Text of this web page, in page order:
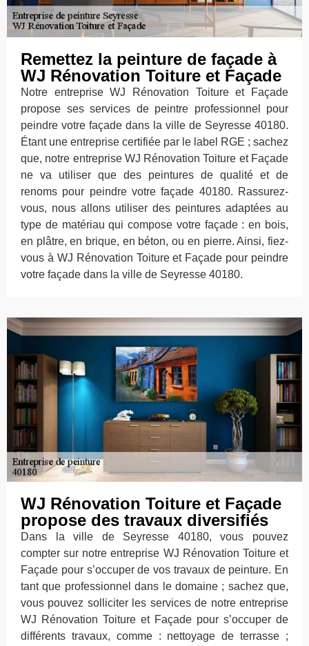
Remettez la peinture de façade à
WJ Rénovation Toiture et Façade
Notre entreprise WJ Rénovation Toiture et Façade
propose ses services de peintre professionnel pour
peindre votre façade dans la ville de Seyresse 40180.
Étant une entreprise certifiée par le label RGE ; sachez
que, notre entreprise WJ Rénovation Toiture et Façade
ne va utiliser que des peintures de qualité et de
renoms pour peindre votre façade 40180. Rassurez-
vous, nous allons utiliser des peintures adaptées au
type de matériau qui compose votre façade : en bois,
en plâtre, en brique, en béton, ou en pierre. Ainsi, fiez-
vous à WJ Rénovation Toiture et Façade pour peindre
votre façade dans la ville de Seyresse 40180.
WJ Rénovation Toiture et Façade
propose des travaux diversifiés
Dans la ville de Seyresse 40180, vous pouvez
compter sur notre entreprise WJ Rénovation Toiture et
Façade pour s’occuper de vos travaux de peinture. En
tant que professionnel dans le domaine ; sachez que,
vous pouvez solliciter les services de notre entreprise
WJ Rénovation Toiture et Façade pour s’occuper de
différents travaux, comme : nettoyage de terrasse ;